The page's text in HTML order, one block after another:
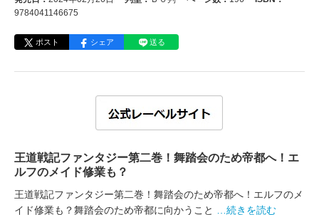
9784041146675
ポスト シェア 送る
王道戦記ファンタジー第二巻！舞踏会のため帝都へ！エ
ルフのメイド修業も？
王道戦記ファンタジー第二巻！舞踏会のため帝都へ！エルフのメ
イド修業も？舞踏会のため帝都に向かうこと
…続きを読む